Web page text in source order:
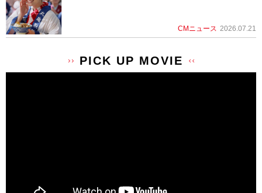
CMニュース 2026.07.21
PICK UP MOVIE